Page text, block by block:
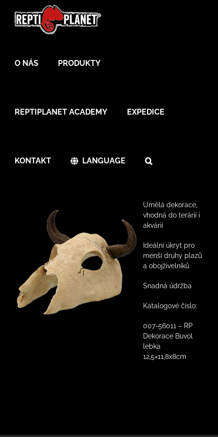
content
O NÁS PRODUKTY
REPTIPLANET ACADEMY EXPEDICE
KONTAKT LANGUAGE
Umělá dekorace,
vhodná do terárií i
akvárií
Ideální úkryt pro
menší druhy plazů
a obojživelníků
Snadná údržba
Katalogové číslo:
007-56011 – RP
Dekorace Buvol
lebka
12,5×11,8x8cm